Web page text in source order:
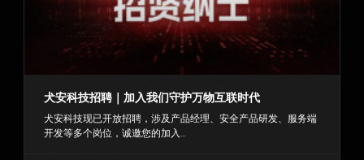
犬安科技招聘｜加入我们守护万物互联时代
犬安科技现已开放招聘，涉及产品经理、安全产品研发、服务端
开发等多个岗位，诚邀您的加入…